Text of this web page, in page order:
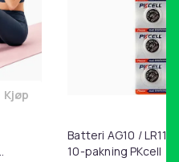
Legg Magetrener, 6-rørs
Kjøp
Batteri AG10 /
10-pakning PKcell